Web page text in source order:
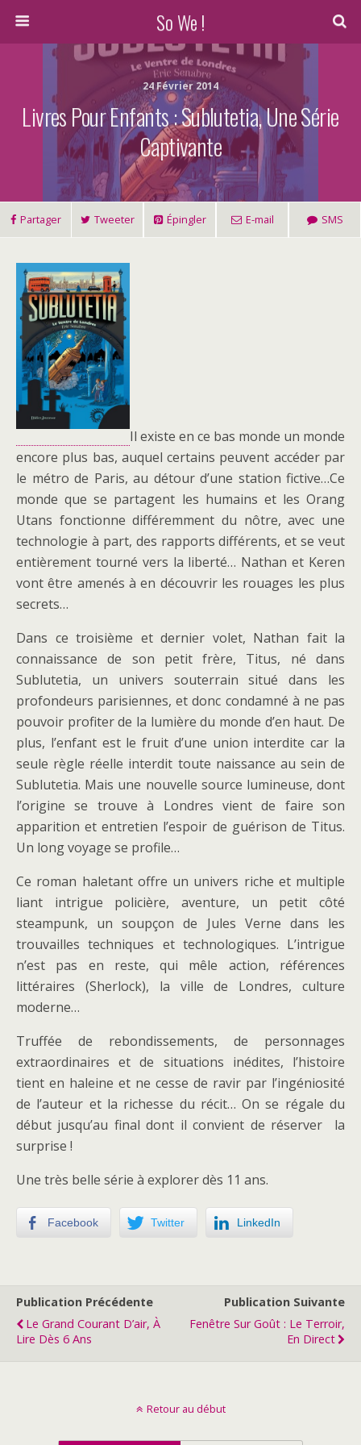
So We !
24 Février 2014
Livres Pour Enfants : Sublutetia, Une Série
Captivante
Partager Tweeter Épingler E-mail SMS
Il existe en ce bas monde un monde
encore plus bas, auquel certains peuvent accéder par
le métro de Paris, au détour d’une station fictive…Ce
monde que se partagent les humains et les Orang
Utans fonctionne différemment du nôtre, avec une
technologie à part, des rapports différents, et se veut
entièrement tourné vers la liberté… Nathan et Keren
vont être amenés à en découvrir les rouages les plus
secrets…
Dans ce troisième et dernier volet, Nathan fait la
connaissance de son petit frère, Titus, né dans
Sublutetia, un univers souterrain situé dans les
profondeurs parisiennes, et donc condamné à ne pas
pouvoir profiter de la lumière du monde d’en haut. De
plus, l’enfant est le fruit d’une union interdite car la
seule règle réelle interdit toute naissance au sein de
Sublutetia. Mais une nouvelle source lumineuse, dont
l’origine se trouve à Londres vient de faire son
apparition et entretien l’espoir de guérison de Titus.
Un long voyage se profile…
Ce roman haletant offre un univers riche et multiple
liant intrigue policière, aventure, un petit côté
steampunk, un soupçon de Jules Verne dans les
trouvailles techniques et technologiques. L’intrigue
n’est pas en reste, qui mêle action, références
littéraires (Sherlock), la ville de Londres, culture
moderne…
Truffée de rebondissements, de personnages
extraordinaires et de situations inédites, l’histoire
tient en haleine et ne cesse de ravir par l’ingéniosité
de l’auteur et la richesse du récit… On se régale du
début jusqu’au final dont il convient de réserver la
surprise !
Une très belle série à explorer dès 11 ans.
Facebook Twitter LinkedIn
Publication Précédente
Le Grand Courant D’air, À
Lire Dès 6 Ans
Publication Suivante
Fenêtre Sur Goût : Le Terroir,
En Direct
Retour au début